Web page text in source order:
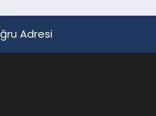
Adresi